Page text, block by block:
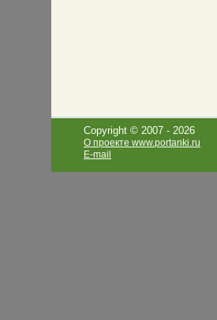
Copyright © 2007 - 2026
О проекте www.portanki.ru
E-mail